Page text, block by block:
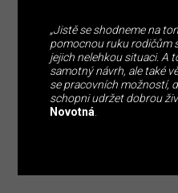
„Jistě se shodneme na
pomocnou ruku rodičům
jejich nelehkou situaci. A
samotný návrh, ale také
se pracovních možností,
schopni udržet dobrou
Novotná.